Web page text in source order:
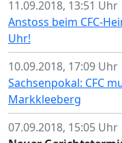
11.09.2018, 13:51 Uhr
Anstoss beim CFC-
Uhr!
10.09.2018, 17:09 Uhr
Sachsenpokal: CFC
Markkleeberg
07.09.2018, 15:05 Uhr